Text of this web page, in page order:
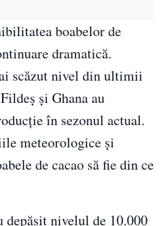
boabelor de
dramatică.
scăzut nivel din ultimii
și Ghana au
în sezonul actual.
meteorologice și
de cacao să fie din ce
depășit nivelul de 10.000